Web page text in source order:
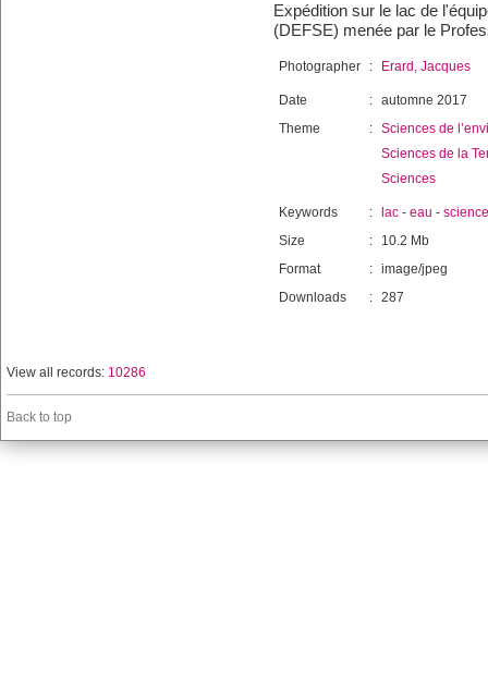
Expédition sur le lac de
(DEFSE) menée par le
Photographer : Erard, Jacques
Date : automne 2017
Theme
: Sciences de
Sciences de la
Sciences
Keywords : lac - eau - science
Size
:
10.2 Mb
Format
: image/jpeg
Downloads
: 287
View all records: 10286
Back to top